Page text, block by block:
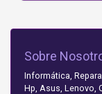
Sobre
Informática,
Hp, Asus, Lenovo,